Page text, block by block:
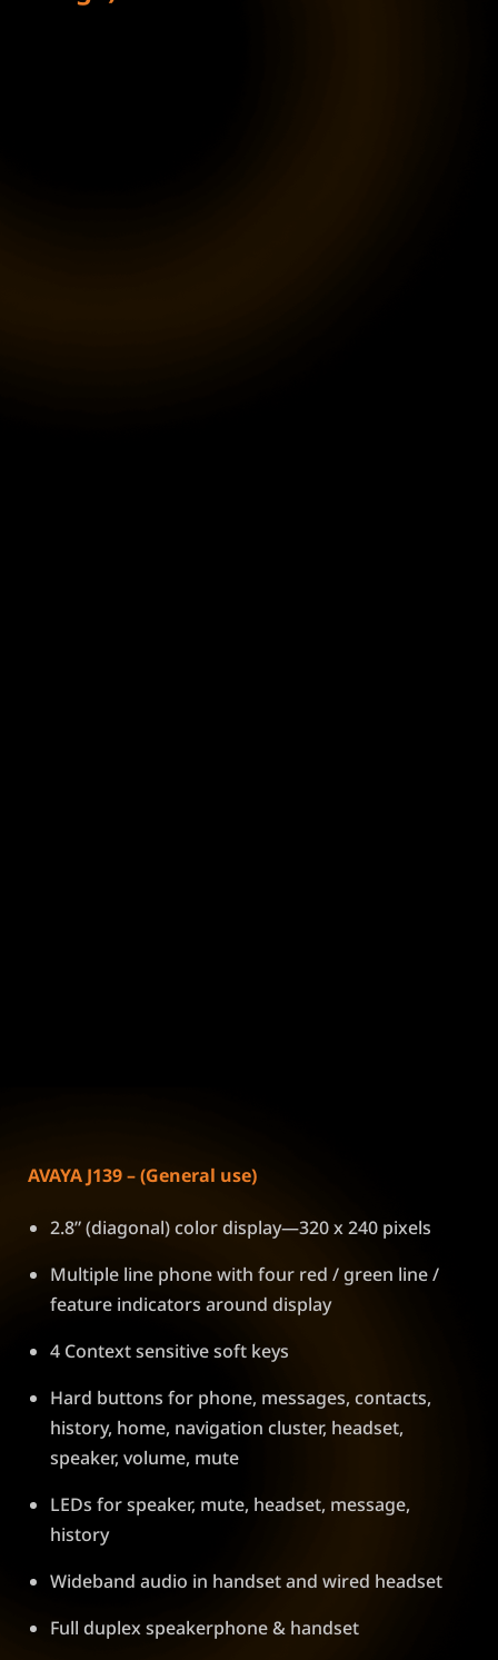
AVAYA J139 – (General use)
2.8” (diagonal) color display—320 x 240 pixels
Multiple line phone with four red / green line /
feature indicators around display
4 Context sensitive soft keys
Hard buttons for phone, messages, contacts,
history, home, navigation cluster, headset,
speaker, volume, mute
LEDs for speaker, mute, headset, message,
history
Wideband audio in handset and wired headset
Full duplex speakerphone & handset